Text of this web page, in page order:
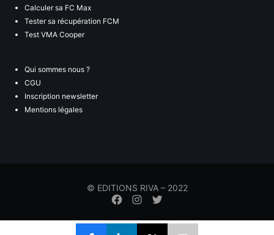
Calculer sa FC Max
Tester sa récupération FCM
Test VMA Cooper
Qui sommes nous ?
CGU
Inscription newsletter
Mentions légales
© EDITIONS RIVA – 2022
Élément
menude
de